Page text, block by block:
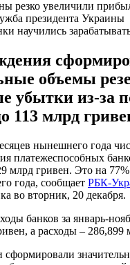
президента Украины
научились
объемы
убытки из-за
113 млрд
нынешнего года
платежеспособных
млрд гривен. Это на
года, сообщает РБК-
во вторник, 20 декабря.
банков за январь-
а расходы – 286,899